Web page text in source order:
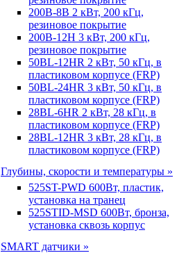
200B-8B 2 кВт, 200 кГц,
резиновое покрытие
200B-12H 3 кВт, 200 кГц,
резиновое покрытие
50BL-12HR 2 кВт, 50 кГц, в
пластиковом корпусе (FRP)
50BL-24HR 3 кВт, 50 кГц, в
пластиковом корпусе (FRP)
28BL-6HR 2 кВт, 28 кГц, в
пластиковом корпусе (FRP)
28BL-12HR 3 кВт, 28 кГц, в
пластиковом корпусе (FRP)
Глубины, скорости и температуры »
525ST-PWD 600Вт, пластик,
установка на транец
525STID-MSD 600Вт, бронза,
установка сквозь корпус
SMART датчики »